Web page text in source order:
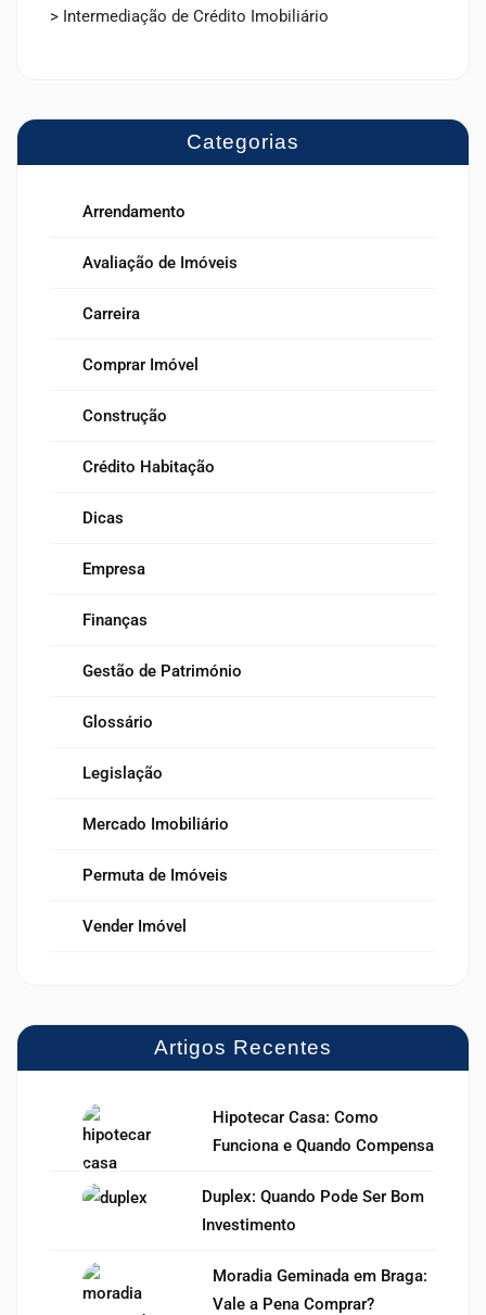
> Intermediação de Crédito Imobiliário
Categorias
Arrendamento
Avaliação de Imóveis
Carreira
Comprar Imóvel
Construção
Crédito Habitação
Dicas
Empresa
Finanças
Gestão de Património
Glossário
Legislação
Mercado Imobiliário
Permuta de Imóveis
Vender Imóvel
Artigos Recentes
Hipotecar Casa: Como
Funciona e Quando Compensa
Duplex: Quando Pode Ser Bom
Investimento
Moradia Geminada em Braga:
Vale a Pena Comprar?